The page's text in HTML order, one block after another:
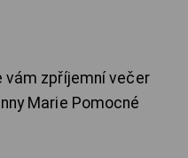
vám zpříjemní večer
Marie Pomocné